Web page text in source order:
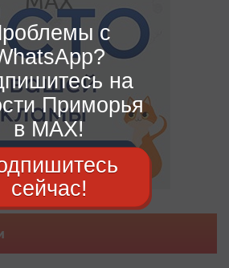
с
на
Приморья
в MAX!
сейчас!